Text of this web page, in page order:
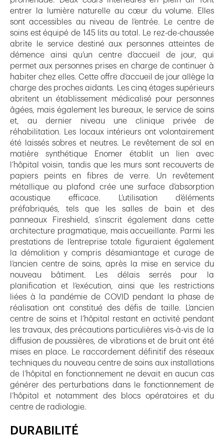
entrer la lumière naturelle au cœur du volume. Elles
sont accessibles au niveau de l’entrée. Le centre de
soins est équipé de 145 lits au total. Le rez-de-chaussée
abrite le service destiné aux personnes atteintes de
démence ainsi qu’un centre d’accueil de jour, qui
permet aux personnes prises en charge de continuer à
habiter chez elles. Cette offre d’accueil de jour allège la
charge des proches aidants. Les cinq étages supérieurs
abritent un établissement médicalisé pour personnes
âgées, mais également les bureaux, le service de soins
et, au dernier niveau une clinique privée de
réhabilitation. Les locaux intérieurs ont volontairement
été laissés sobres et neutres. Le revêtement de sol en
matière synthétique Enomer établit un lien avec
l’hôpital voisin, tandis que les murs sont recouverts de
papiers peints en fibres de verre. Un revêtement
métallique au plafond crée une surface d’absorption
acoustique efficace. L’utilisation d’éléments
préfabriqués, tels que les salles de bain et des
panneaux Fireshield, s’inscrit également dans cette
architecture pragmatique, mais accueillante. Parmi les
prestations de l’entreprise totale figuraient également
la démolition y compris désamiantage et curage de
l’ancien centre de soins, après la mise en service du
nouveau bâtiment. Les délais serrés pour la
planification et l’exécution, ainsi que les restrictions
liées à la pandémie de COVID pendant la phase de
réalisation ont constitué des défis de taille. L’ancien
centre de soins et l’hôpital restant en activité pendant
les travaux, des précautions particulières vis-à-vis de la
diffusion de poussières, de vibrations et de bruit ont été
mises en place. Le raccordement définitif des réseaux
techniques du nouveau centre de soins aux installations
de l’hôpital en fonctionnement ne devait en aucun cas
générer des perturbations dans le fonctionnement de
l’hôpital et notamment des blocs opératoires et du
centre de radiologie.
DURABILITÉ